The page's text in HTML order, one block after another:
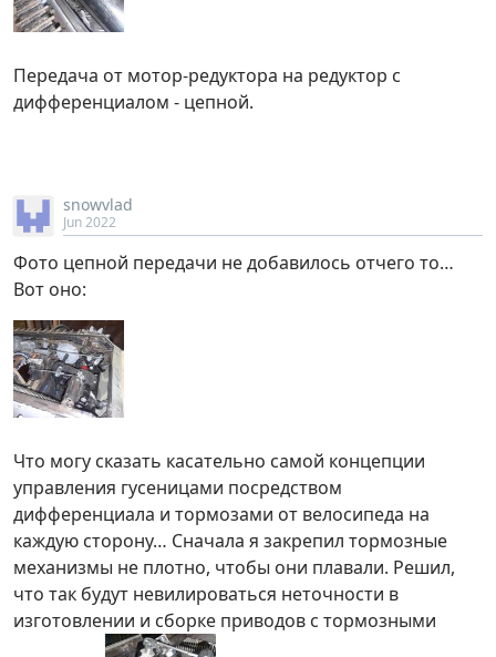
Передача от мотор-редуктора на редуктор с
дифференциалом - цепной.
snowvlad
Jun 2022
Фото цепной передачи не добавилось отчего то…
Вот оно:
Что могу сказать касательно самой концепции
управления гусеницами посредством
дифференциала и тормозами от велосипеда на
каждую сторону… Сначала я закрепил тормозные
механизмы не плотно, чтобы они плавали. Решил,
что так будут невилироваться неточности в
изготовлении и сборке приводов с тормозными